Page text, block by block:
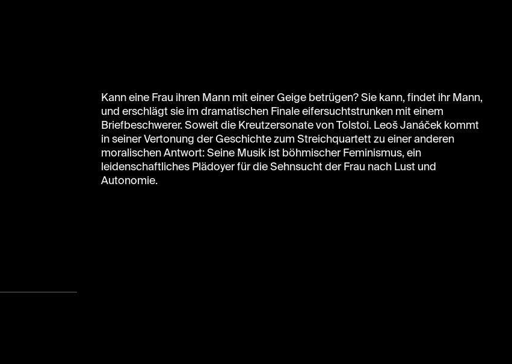
Kann eine Frau ihren Mann mit einer Geige betrügen? Sie kann, findet ihr Mann,
und erschlägt sie im dramatischen Finale eifersuchtstrunken mit einem
Briefbeschwerer. Soweit die Kreutzersonate von Tolstoi. Leoš Janáček kommt
in seiner Vertonung der Geschichte zum Streichquartett zu einer anderen
moralischen Antwort: Seine Musik ist böhmischer Feminismus, ein
leidenschaftliches Plädoyer für die Sehnsucht der Frau nach Lust und
Autonomie.